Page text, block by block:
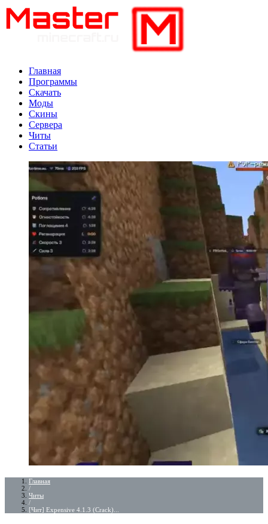
Главная
Программы
Скачать
Моды
Скины
Сервера
Читы
Статьи
Главная
/
Читы
/
[Чит] Expensive 4.1.3 (Crack)...